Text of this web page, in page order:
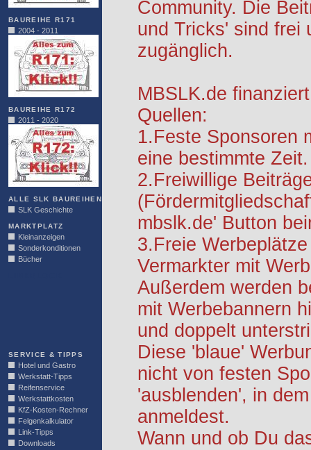
BAUREIHE R171
2004 - 2011
BAUREIHE R172
2011 - 2020
ALLE SLK BAUREIHEN
SLK Geschichte
MARKTPLATZ
Kleinanzeigen
Sonderkonditionen
Bücher
SERVICE & TIPPS
Hotel und Gastro
Werkstatt-Tipps
Reifenservice
Werkstattkosten
KfZ-Kosten-Rechner
Felgenkalkulator
Link-Tipps
Downloads
Community. Die
und Tricks' sind frei
zugänglich.
MBSLK.de
Quellen:
1.Feste Sponsoren
eine bestimmte Zeit.
2.Freiwillige
mbslk.de' Button
3.Freie
Vermarkter mit
Außerdem werden
mit Werbebannern
und doppelt
Diese 'blaue'
nicht von festen
'ausblenden', in
anmeldest.
Wann und ob Du